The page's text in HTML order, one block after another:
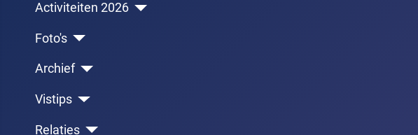
Activiteiten 2026
Foto's
Archief
Vistips
Relaties